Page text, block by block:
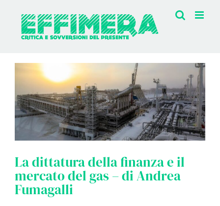
contenuto
La dittatura della finanza e il
mercato del gas – di Andrea
Fumagalli